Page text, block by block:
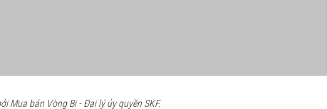
Mua bán Vòng Bi - Đại lý ủy quyền SKF.